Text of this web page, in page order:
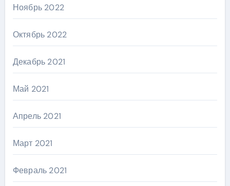
Ноябрь 2022
Октябрь 2022
Декабрь 2021
Май 2021
Апрель 2021
Март 2021
Февраль 2021